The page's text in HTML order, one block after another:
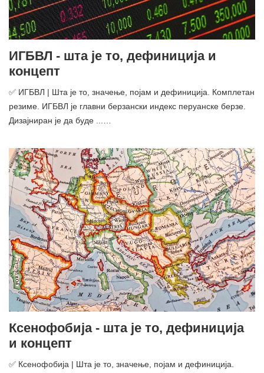
ИГБВЛ - шта је то, дефиниција и
концепт
✅ ИГБВЛ | Шта је то, значење, појам и дефиниција. Комплетан
резиме. ИГБВЛ је главни берзански индекс перуанске берзе.
Дизајниран је да буде ...…
Ксенофобија - шта је то, дефиниција
и концепт
✅ Ксенофобија | Шта је то, значење, појам и дефиниција.